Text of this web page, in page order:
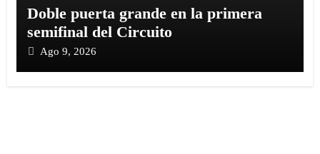
Doble puerta grande en la primera
semifinal del Circuito
Ago 9, 2026